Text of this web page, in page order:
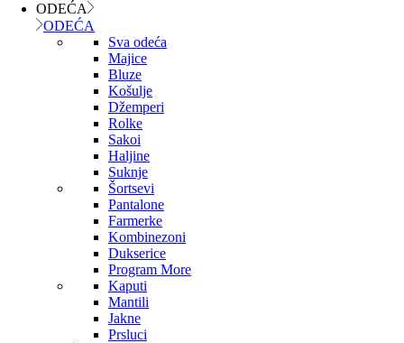
ODEĆA
ODEĆA
Sva odeća
Majice
Bluze
Košulje
Džemperi
Rolke
Sakoi
Haljine
Suknje
Šortsevi
Pantalone
Farmerke
Kombinezoni
Dukserice
Program More
Kaputi
Mantili
Jakne
Prsluci